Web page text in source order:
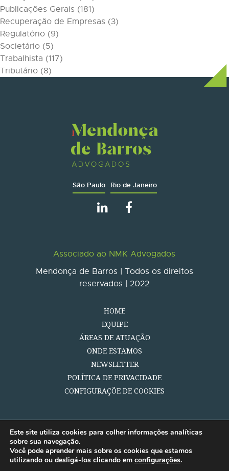
Publicações Gerais (181)
Recuperação de Empresas (3)
Regulatório (9)
Societário (5)
Trabalhista (117)
Tributário (8)
São Paulo Rio de Janeiro
Associado ao NMK Advogados
Mendonça de Barros | Todos os direitos
reservados | 2022
HOME
EQUIPE
ÁREAS DE ATUAÇÃO
ONDE ESTAMOS
NEWSLETTER
POLÍTICA DE PRIVACIDADE
CONFIGURAÇÕE DE COOKIES
Este site utiliza cookies para colher informações analíticas
sobre sua navegação.
Você pode aprender mais sobre os cookies que estamos
utilizando ou desligá-los clicando em configurações.